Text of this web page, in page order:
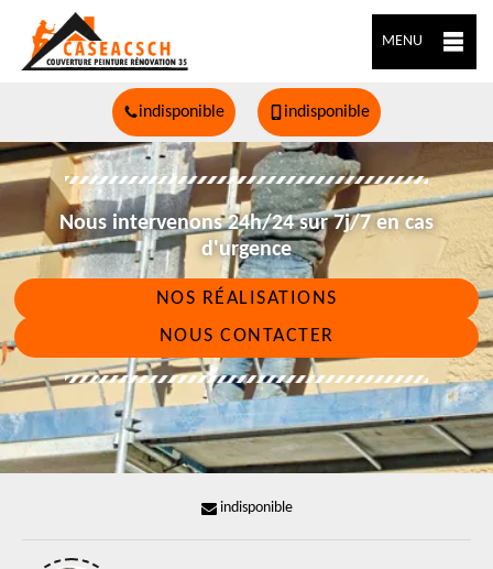
MENU
indisponible indisponible
Nous intervenons 24h/24 sur 7j/7 en cas
d'urgence
NOS RÉALISATIONS
NOUS CONTACTER
indisponible